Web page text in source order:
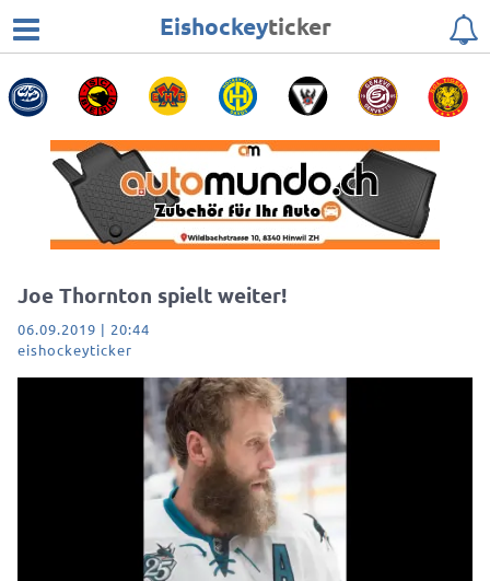
Eishockeyticker
Joe Thornton spielt weiter!
06.09.2019 | 20:44
eishockeyticker